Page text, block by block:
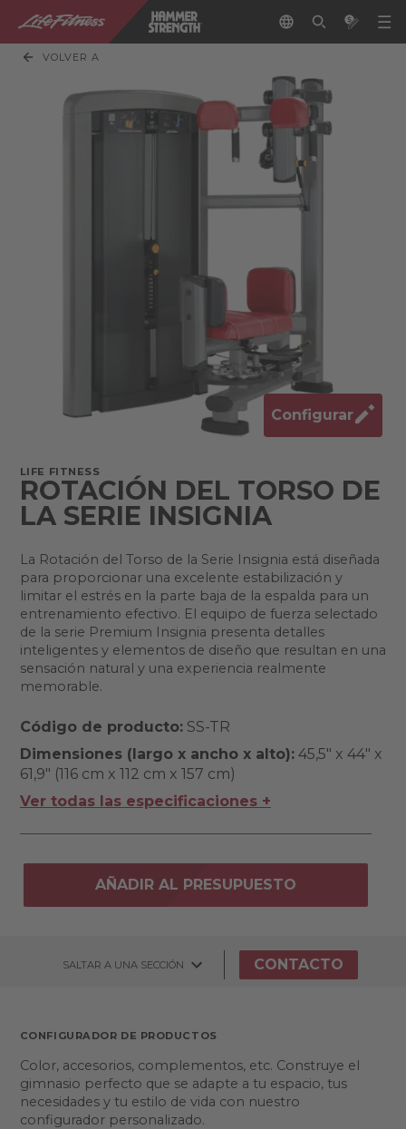
VOLVER A
Configurar
LIFE FITNESS
ROTACIÓN DEL TORSO DE
LA SERIE INSIGNIA
La Rotación del Torso de la Serie Insignia está diseñada
para proporcionar una excelente estabilización y
limitar el estrés en la parte baja de la espalda para un
entrenamiento efectivo. El equipo de fuerza selectado
de la serie Premium Insignia presenta detalles
inteligentes y elementos de diseño que resultan en una
sensación natural y una experiencia realmente
memorable.
Código de producto:SS-TR
Dimensiones (largo x ancho x alto):45,5" x 44" x
61,9" (116 cm x 112 cm x 157 cm)
Ver todas las especificaciones +
AÑADIR AL PRESUPUESTO
SALTAR A UNA SECCIÓN CONTACTO
CONFIGURADOR DE PRODUCTOS
Color, accesorios, complementos, etc. Construye el
gimnasio perfecto que se adapte a tu espacio, tus
necesidades y tu estilo de vida con nuestro
configurador personalizado.